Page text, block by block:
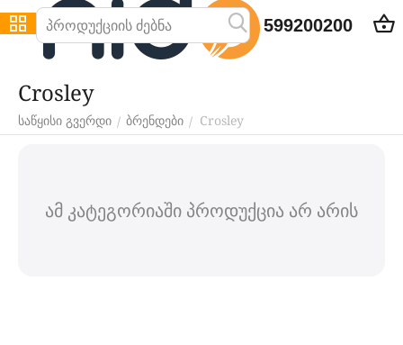
599200200
Crosley
საწყისი გვერდი / ბრენდები / Crosley
ამ კატეგორიაში პროდუქცია არ არის